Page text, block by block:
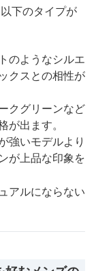
下のタイプが
のようなシルエ
クスとの相性が
クグリーンなど
出ます。
強いモデルより
が上品な印象を
アルにならない